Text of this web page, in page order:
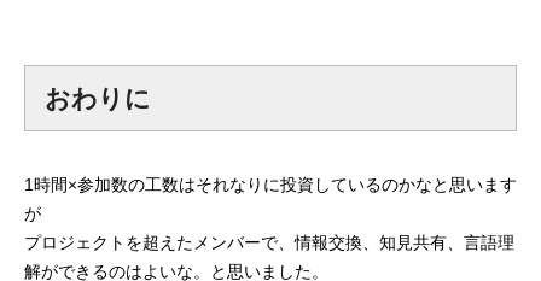
おわりに
1時間×参加数の工数はそれなりに投資しているのかなと思います
が
プロジェクトを超えたメンバーで、情報交換、知見共有、言語理
解ができるのはよいな。と思いました。